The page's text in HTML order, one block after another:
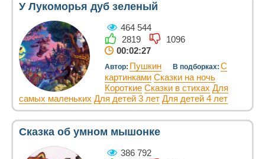
У Лукоморья дуб зеленый
464 544
2819
1096
00:02:27
Автор: Пушкин В подборках: С
картинками Сказки на ночь
Короткие Сказки в стихах Для
самых маленьких Для детей 3 лет Для детей 4 лет
Сказка об умном мышонке
386 792